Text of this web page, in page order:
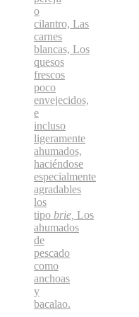
o
cilantro, Las
carnes
blancas, Los
quesos
frescos
poco
envejecidos,
e
incluso
ligeramente
ahumados,
haciéndose
especialmente
agradables
los
tipo brie, Los
ahumados
de
pescado
como
anchoas
y
bacalao.